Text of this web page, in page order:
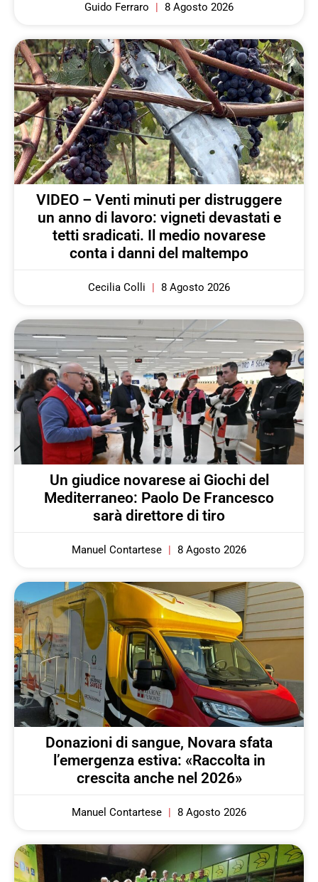
Guido Ferraro 8 Agosto 2026
VIDEO – Venti minuti per distruggere
un anno di lavoro: vigneti devastati e
tetti sradicati. Il medio novarese
conta i danni del maltempo
Cecilia Colli 8 Agosto 2026
Un giudice novarese ai Giochi del
Mediterraneo: Paolo De Francesco
sarà direttore di tiro
Manuel Contartese 8 Agosto 2026
Donazioni di sangue, Novara sfata
l’emergenza estiva: «Raccolta in
crescita anche nel 2026»
Manuel Contartese 8 Agosto 2026